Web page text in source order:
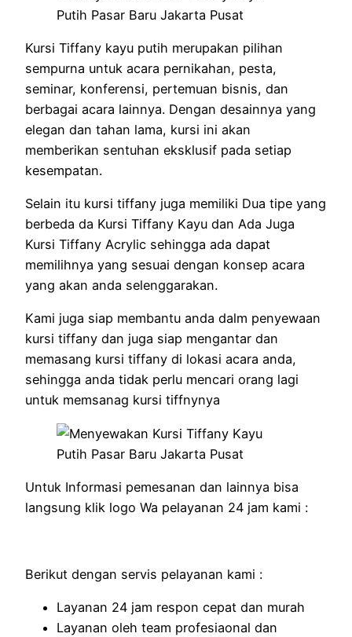
Kursi Tiffany kayu putih merupakan pilihan
sempurna untuk acara pernikahan, pesta,
seminar, konferensi, pertemuan bisnis, dan
berbagai acara lainnya. Dengan desainnya yang
elegan dan tahan lama, kursi ini akan
memberikan sentuhan eksklusif pada setiap
kesempatan.
Selain itu kursi tiffany juga memiliki Dua tipe yang
berbeda da Kursi Tiffany Kayu dan Ada Juga
Kursi Tiffany Acrylic sehingga ada dapat
memilihnya yang sesuai dengan konsep acara
yang akan anda selenggarakan.
Kami juga siap membantu anda dalm penyewaan
kursi tiffany dan juga siap mengantar dan
memasang kursi tiffany di lokasi acara anda,
sehingga anda tidak perlu mencari orang lagi
untuk memsanag kursi tiffnynya
Untuk Informasi pemesanan dan lainnya bisa
langsung klik logo Wa pelayanan 24 jam kami :
Berikut dengan servis pelayanan kami :
Layanan 24 jam respon cepat dan murah
Layanan oleh team profesiaonal dan